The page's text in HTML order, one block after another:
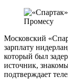
Московский
зарплату
который был
источник,
подтверждает